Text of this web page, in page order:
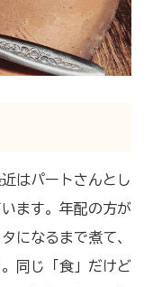
はパートさんとし
ます。年配の方が
になるまで煮て、
同じ「食」だけど